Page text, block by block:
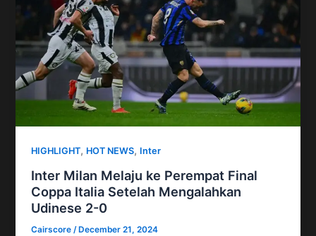
HIGHLIGHT, HOT NEWS, Inter
Inter Milan Melaju ke Perempat Final
Coppa Italia Setelah Mengalahkan
Udinese 2-0
Cairscore/ December 21, 2024